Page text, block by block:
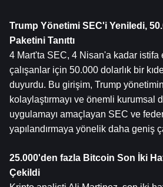
Trump Yönetimi SEC'i Yeniledi,
Paketini Tanıttı
4 Mart'ta SEC, 4 Nisan'a kadar istifa
çalışanlar için 50.000 dolarlık bir
duyurdu. Bu girişim, Trump
kolaylaştırmayı ve önemli kurumsal
uygulamayı amaçlayan SEC ve
yapılandırmaya yönelik daha geniş
25.000'den fazla Bitcoin Son İki
Çekildi